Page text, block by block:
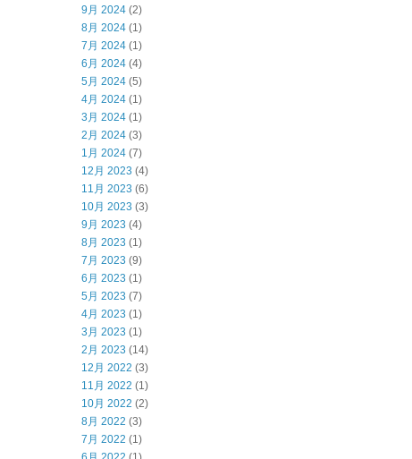
9月 2024 (2)
8月 2024 (1)
7月 2024 (1)
6月 2024 (4)
5月 2024 (5)
4月 2024 (1)
3月 2024 (1)
2月 2024 (3)
1月 2024 (7)
12月 2023 (4)
11月 2023 (6)
10月 2023 (3)
9月 2023 (4)
8月 2023 (1)
7月 2023 (9)
6月 2023 (1)
5月 2023 (7)
4月 2023 (1)
3月 2023 (1)
2月 2023 (14)
12月 2022 (3)
11月 2022 (1)
10月 2022 (2)
8月 2022 (3)
7月 2022 (1)